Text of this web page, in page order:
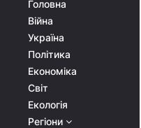
Головна
Війна
Україна
Політика
Економіка
Світ
Екологія
Регіони